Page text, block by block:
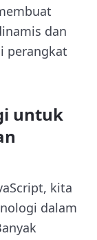
dan
perangkat
untuk
kita
dalam